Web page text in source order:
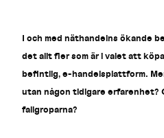
I och med näthandelns ökande
det allt fler som är i valet att
befintlig, e-handelsplattform.
utan någon tidigare erfarenhet?
fallgroparna?